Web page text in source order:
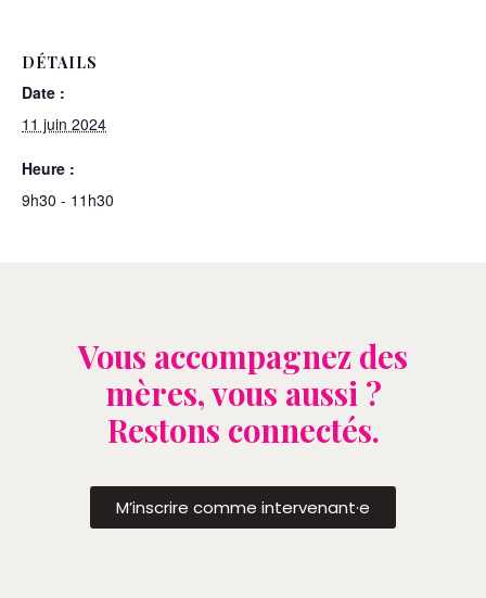
DÉTAILS
Date :
11 juin 2024
Heure :
9h30 - 11h30
Vous accompagnez des
mères, vous aussi ?
Restons connectés.
M’inscrire comme intervenant·e